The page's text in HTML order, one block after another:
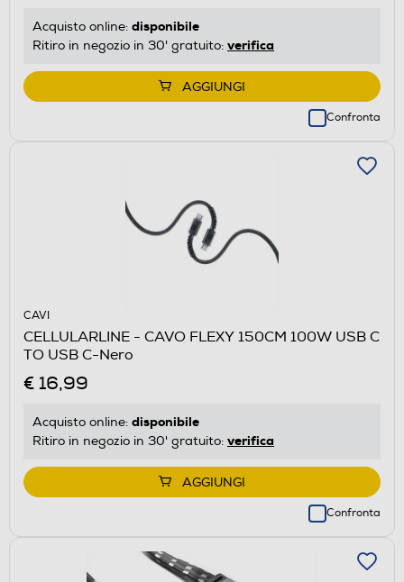
Acquisto online: disponibile
Ritiro in negozio in 30' gratuito: verifica
AGGIUNGI
Confronta
CAVI
CELLULARLINE - CAVO FLEXY 150CM 100W USB C
TO USB C-Nero
€ 16,99
Acquisto online: disponibile
Ritiro in negozio in 30' gratuito: verifica
AGGIUNGI
Confronta